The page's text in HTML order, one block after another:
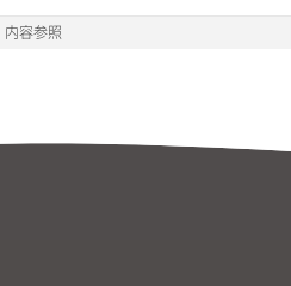
内容参照